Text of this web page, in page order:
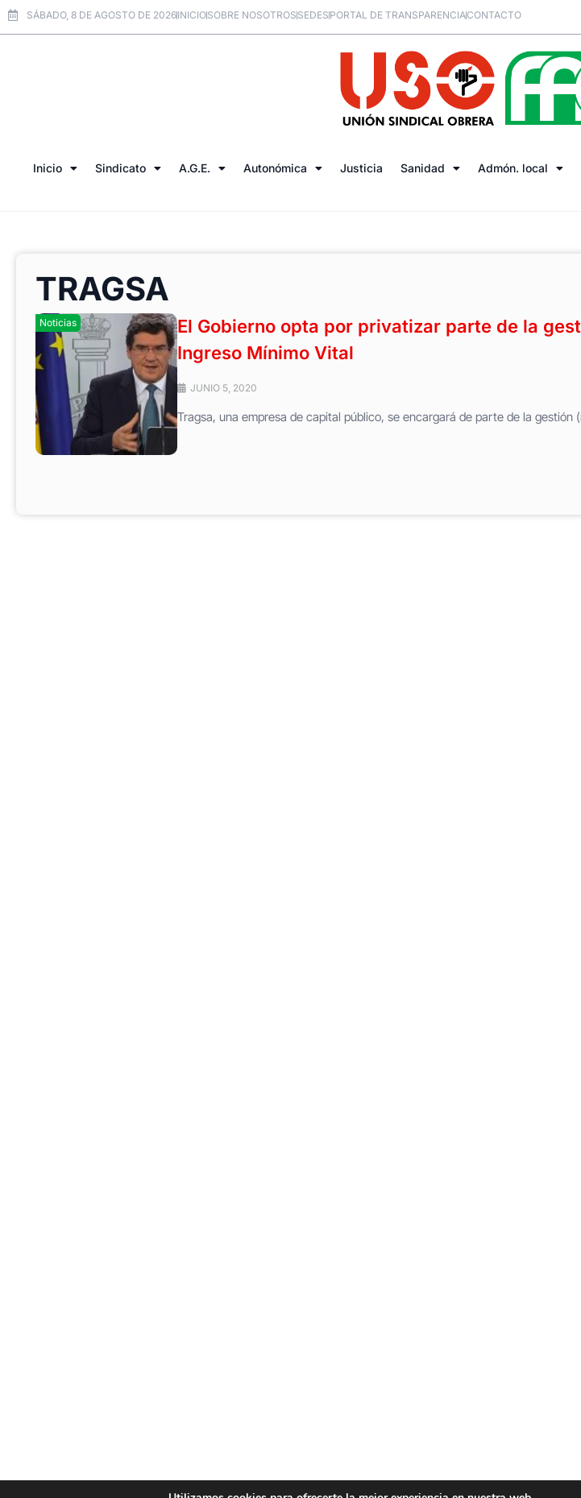
SÁBADO, 8 DE AGOSTO DE 2026INICIOSOBRE NOSOTROSSEDESPORTAL DE TRANSPARENCIACONTACTO
Inicio Sindicato A.G.E. Autonómica Justicia Sanidad Admón. local
TRAGSA
Noticias
El Gobierno opta por privatizar parte de la
Ingreso Mínimo Vital
JUNIO 5, 2020
Tragsa, una empresa de capital público, se encargará de parte de la gestión